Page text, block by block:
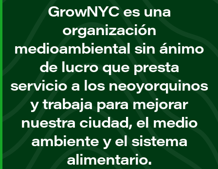
GrowNYC es una
organización
medioambiental sin ánimo
de lucro que presta
servicio a los neoyorquinos
y trabaja para mejorar
nuestra ciudad, el medio
ambiente y el sistema
alimentario.